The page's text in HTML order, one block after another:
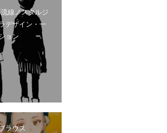
線ノスタルジ
デザイン・一
ョン
ラウス